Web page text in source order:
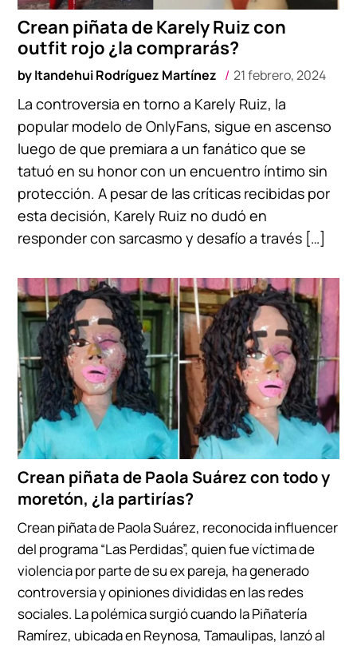
Crean piñata de Karely Ruiz con
outfit rojo ¿la comprarás?
byItandehui Rodríguez Martínez 21 febrero, 2024
La controversia en torno a Karely Ruiz, la
popular modelo de OnlyFans, sigue en ascenso
luego de que premiara a un fanático que se
tatuó en su honor con un encuentro íntimo sin
protección. A pesar de las críticas recibidas por
esta decisión, Karely Ruiz no dudó en
responder con sarcasmo y desafío a través […]
Crean piñata de Paola Suárez con todo y
moretón, ¿la partirías?
Crean piñata de Paola Suárez, reconocida influencer
del programa “Las Perdidas”, quien fue víctima de
violencia por parte de su ex pareja, ha generado
controversia y opiniones divididas en las redes
sociales. La polémica surgió cuando la Piñatería
Ramírez, ubicada en Reynosa, Tamaulipas, lanzó al